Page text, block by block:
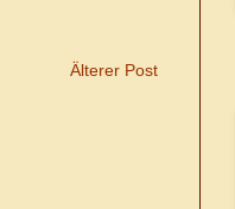
Älterer Post